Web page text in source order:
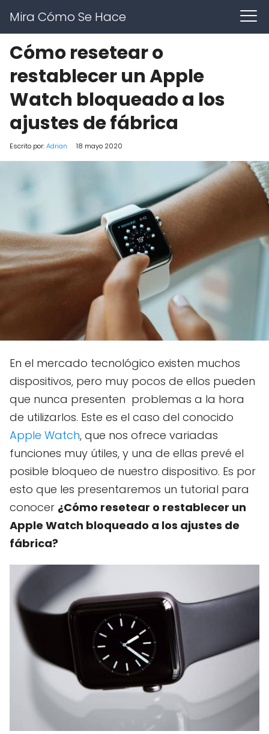
Mira Cómo Se Hace
Cómo resetear o
restablecer un Apple
Watch bloqueado a los
ajustes de fábrica
Escrito por:Adrian 18 mayo 2020
En el mercado tecnológico existen muchos
dispositivos, pero muy pocos de ellos pueden
que nunca presenten problemas a la hora
de utilizarlos. Este es el caso del conocido
Apple Watch, que nos ofrece variadas
funciones muy útiles, y una de ellas prevé el
posible bloqueo de nuestro dispositivo. Es por
esto que les presentaremos un tutorial para
conocer ¿Cómo resetear o restablecer un
Apple Watch bloqueado a los ajustes de
fábrica?